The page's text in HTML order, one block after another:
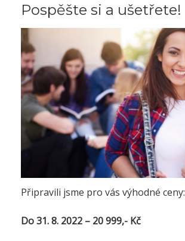
Pospěšte si a ušetřete!
Připravili jsme pro vás výhodné ceny:
Do 31. 8. 2022 – 20 999,- Kč